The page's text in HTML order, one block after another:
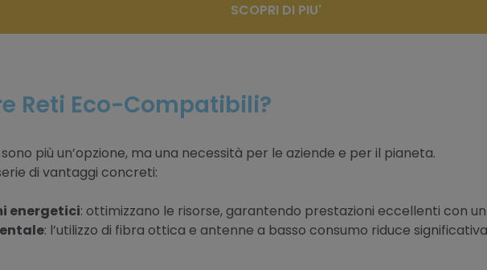
SCOPRI DI PIU'
Reti Eco-Compatibili?
più un’opzione, ma una necessità per le aziende e per il pianeta.
di vantaggi concreti:
energetici: ottimizzano le risorse, garantendo prestazioni eccellenti con
: l’utilizzo di fibra ottica e antenne a basso consumo riduce